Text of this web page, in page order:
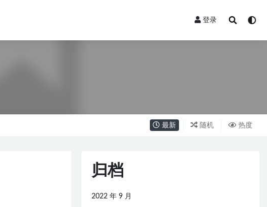
登录
最新 随机 热度
归档
2022 年 9 月